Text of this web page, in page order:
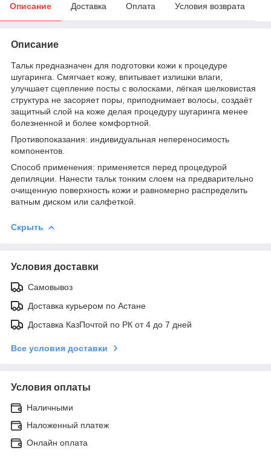
Описание Доставка Оплата Условия возврата
Описание
Тальк предназначен для подготовки кожи к процедуре
шугаринга. Смягчает кожу, впитывает излишки влаги,
улучшает сцепление посты с волосками, лёгкая шелковистая
структура не засоряет поры, приподнимает волосы, создаёт
защитный слой на коже делая процедуру шугаринга менее
болезненной и более комфортной.
Противопоказания: индивидуальная непереносимость
компонентов.
Способ применения: применяется перед процедурой
депиляции. Нанести тальк тонким слоем на предварительно
очищенную поверхность кожи и равномерно распределить
ватным диском или салфеткой.
Скрыть
Условия доставки
Самовывоз
Доставка курьером по Астане
Доставка КазПочтой по РК от 4 до 7 дней
Все условия доставки
Условия оплаты
Наличными
Наложенный платеж
Онлайн оплата